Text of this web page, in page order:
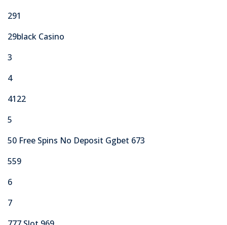
291
29black Casino
3
4
4122
5
50 Free Spins No Deposit Ggbet 673
559
6
7